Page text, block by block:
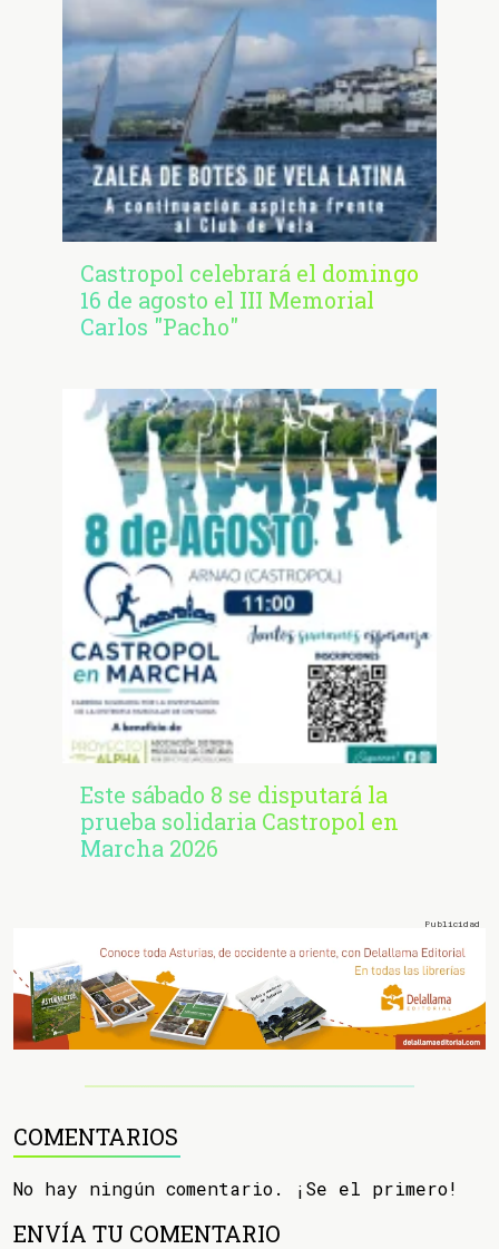
Castropol celebrará el domingo
16 de agosto el III Memorial
Carlos "Pacho"
Este sábado 8 se disputará la
prueba solidaria Castropol en
Marcha 2026
COMENTARIOS
No hay ningún comentario. ¡Se el primero!
ENVÍA TU COMENTARIO